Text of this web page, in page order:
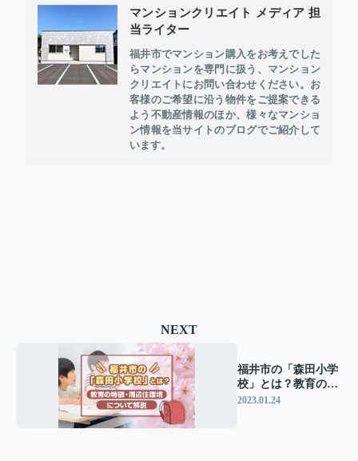
マンションクリエイト メディア 担
当ライター
福井市でマンション購入をお考えでした
らマンションを専門に扱う、マンション
クリエイトにお問い合わせください。お
客様のご希望に沿う物件をご提案できる
よう不動産情報のほか、様々なマンショ
ン情報を当サイトのブログでご紹介して
います。
NEXT
福井市の「森田小学
校」とは？教育の特
徴・周辺住環境につ
2023.01.24